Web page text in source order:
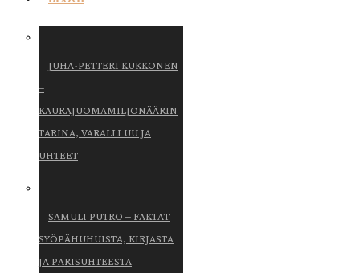
JUHA-PETTERI KUKKONEN
–
KAURAJUOMAMILJONÄÄRIN
TARINA, VARALLI UU JA
UHTEET
SAMULI PUTRO – FAKTAT
SYÖPÄHUHUISTA, KIRJASTA
JA PARISUHTEESTA